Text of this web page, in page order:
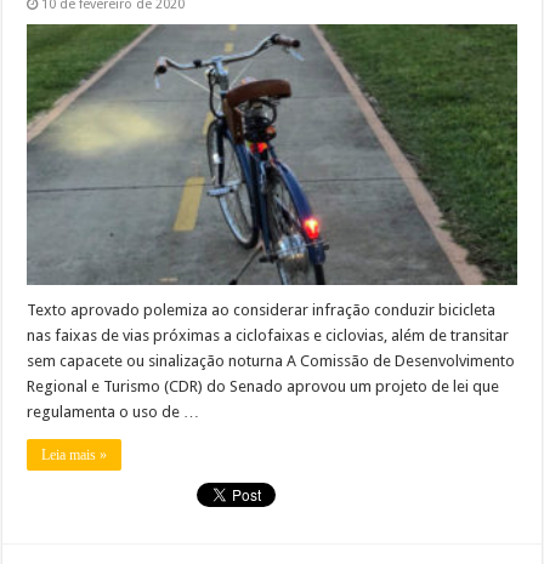
10 de fevereiro de 2020
Texto aprovado polemiza ao considerar infração conduzir bicicleta
nas faixas de vias próximas a ciclofaixas e ciclovias, além de transitar
sem capacete ou sinalização noturna A Comissão de Desenvolvimento
Regional e Turismo (CDR) do Senado aprovou um projeto de lei que
regulamenta o uso de …
Leia mais »